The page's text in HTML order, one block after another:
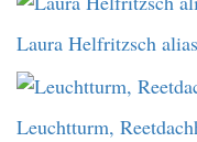
Laura Helfritzsch
Leuchtturm,